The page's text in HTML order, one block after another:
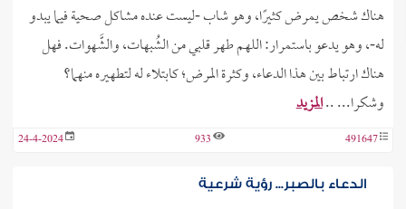
هناك شخص يمرض كثيرًا، وهو شاب -ليست عنده مشاكل صحية فيما يبدو
له-، وهو يدعو باستمرار: اللهم طهر قلبي من الشُبهات، والشَّهوات. فهل
هناك ارتباط بين هذا الدعاء، وكثرة المرض؛ كابتلاء له لتطهيره منهما؟
وشكرا... ..المزيد
491647
933
24-4-2024
الدعاء بالصبر... رؤية شرعية